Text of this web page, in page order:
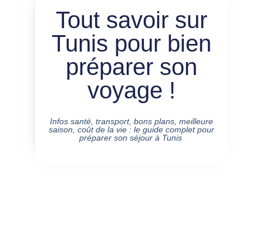
Tout savoir sur
Tunis pour bien
préparer son
voyage !
Infos santé, transport, bons plans, meilleure
saison, coût de la vie : le guide complet pour
préparer son séjour à Tunis